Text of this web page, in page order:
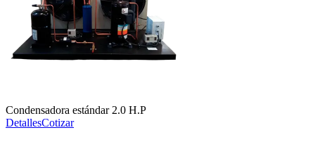
Condensadora estándar 2.0 H.P
DetallesCotizar